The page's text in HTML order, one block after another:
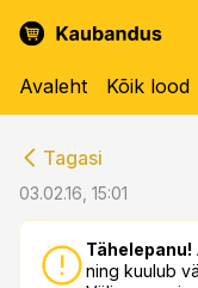
Avaleht Kõik lood
Tagasi
03.02.16, 15:01
Tähelepanu!
ning kuulub